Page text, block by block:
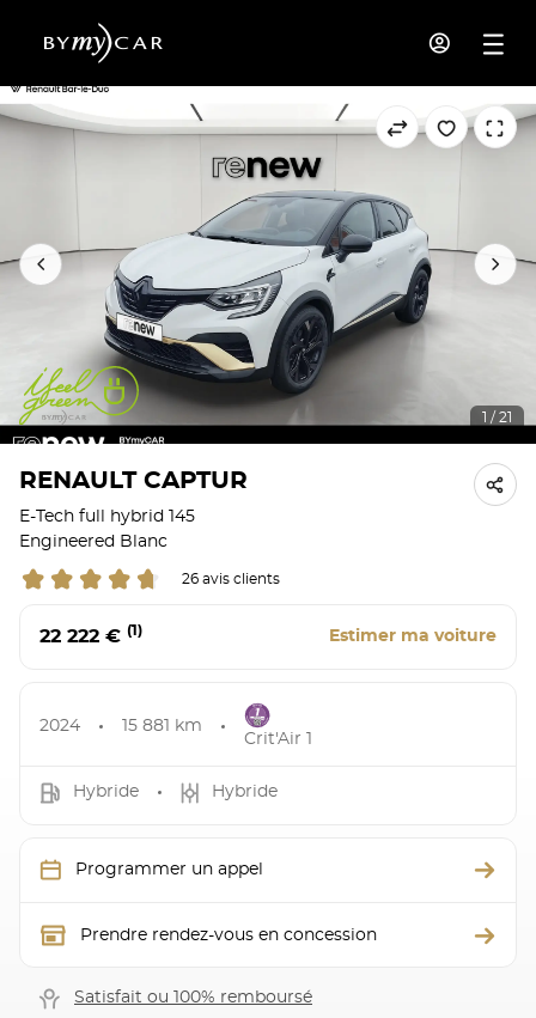
1 / 21
RENAULT CAPTUR
E-Tech full hybrid 145
Engineered Blanc
26 avis clients
22 222 € (1) Estimer ma voiture
2024 15 881 km
Crit'Air 1
Hybride Hybride
Programmer un appel
Prendre rendez-vous en concession
Satisfait ou 100% remboursé